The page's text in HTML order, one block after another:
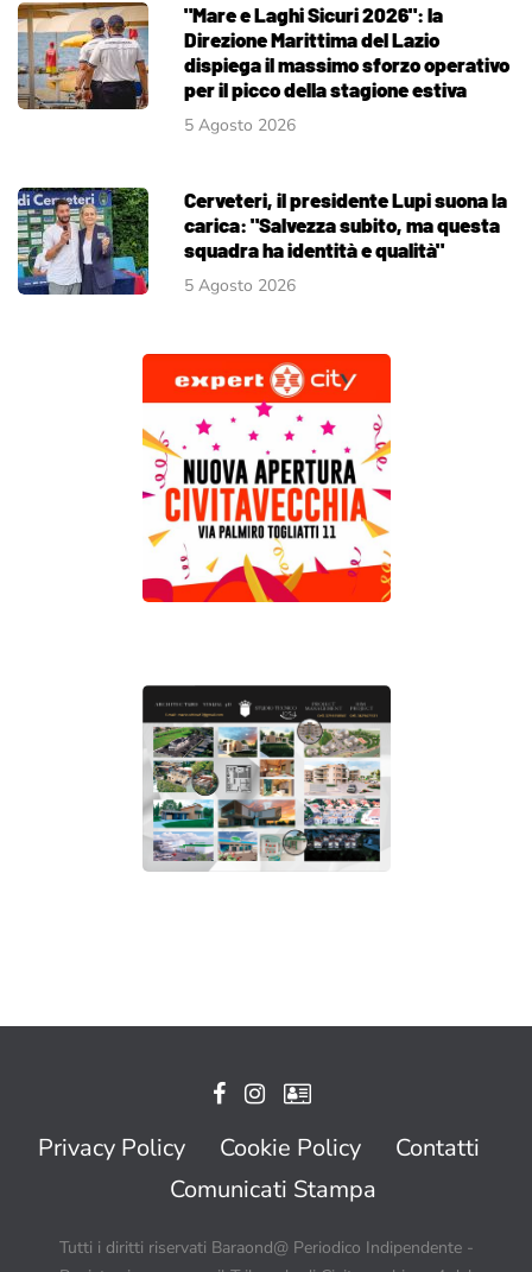
"Mare e Laghi Sicuri 2026": la
Direzione Marittima del Lazio
dispiega il massimo sforzo operativo
per il picco della stagione estiva
5 Agosto 2026
Cerveteri, il presidente Lupi suona la
carica: "Salvezza subito, ma questa
squadra ha identità e qualità"
5 Agosto 2026
Privacy Policy Cookie Policy
Contatti
Comunicati Stampa
Tutti i diritti riservati Baraond@ Periodico Indipendente -